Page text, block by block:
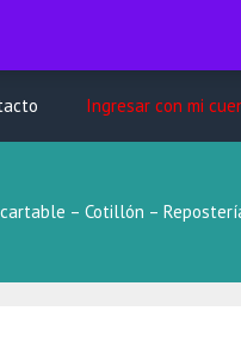
Ingresar con mi
– Cotillón –